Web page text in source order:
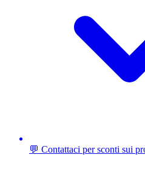
💬 Contattaci per sconti sui